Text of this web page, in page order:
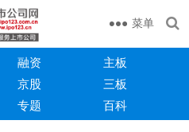
菜单
融资
主板
京股
三板
专题 百科